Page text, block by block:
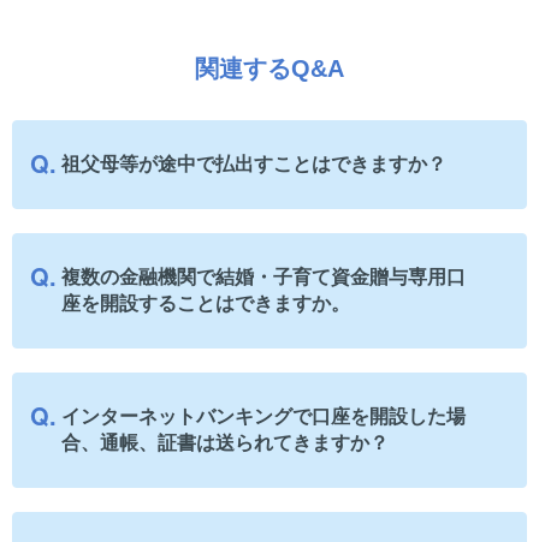
関連するQ&A
祖父母等が途中で払出すことはできますか？
複数の金融機関で結婚・子育て資金贈与専用口
座を開設することはできますか。
インターネットバンキングで口座を開設した場
合、通帳、証書は送られてきますか？